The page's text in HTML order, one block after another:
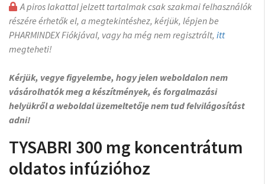
A piros lakattal jelzett tartalmak csak szakmai felhasználók
részére érhetők el, a megtekintéshez, kérjük, lépjen be
PHARMINDEX Fiókjával, vagy ha még nem regisztrált, itt
megteheti!
Kérjük, vegye figyelembe, hogy jelen weboldalon nem
vásárolhatók meg a készítmények, és forgalmazási
helyükről a weboldal üzemeltetője nem tud felvilágosítást
adni!
TYSABRI 300 mg koncentrátum
oldatos infúzióhoz